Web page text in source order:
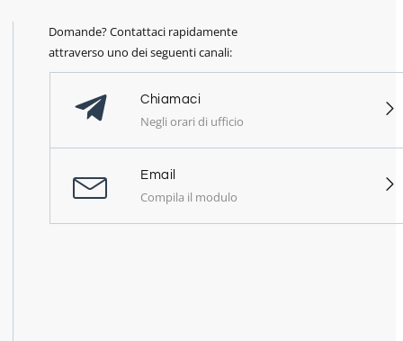
Domande? Contattaci rapidamente
attraverso uno dei seguenti canali:
Chiamaci
Negli orari di ufficio
Email
Compila il modulo